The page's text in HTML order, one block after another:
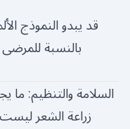
قد يبدو النموذج
بالنسبة
السلامة والتنظيم: ما
زراعة الشعر ليست